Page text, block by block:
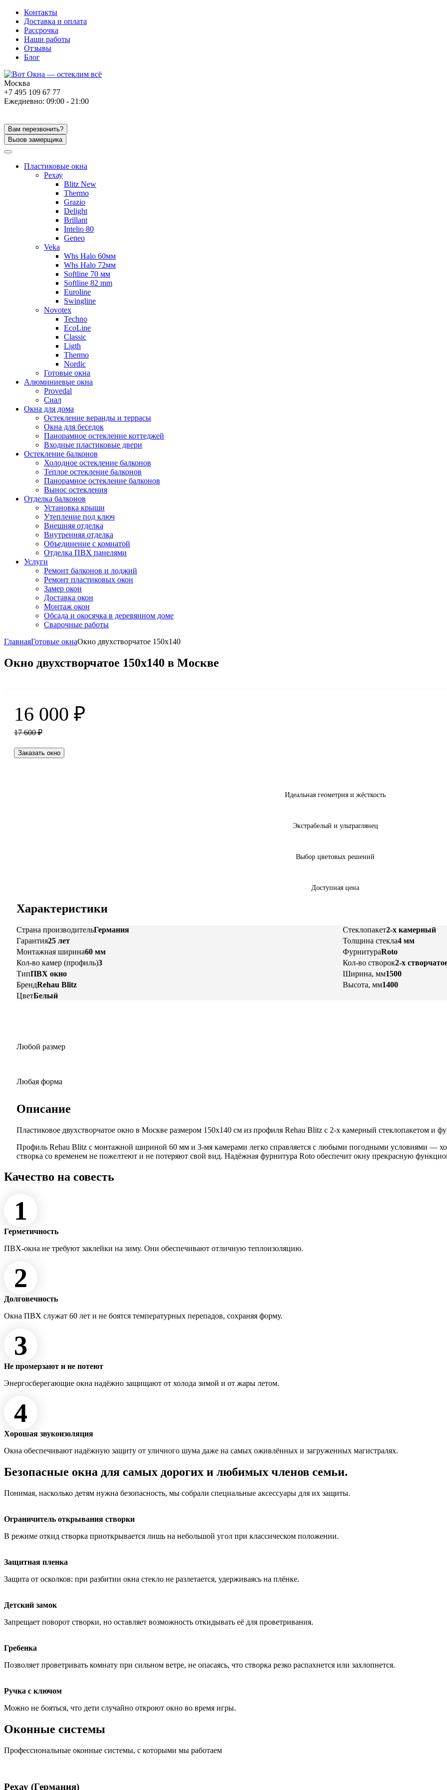
Контакты
Доставка и оплата
Рассрочка
Наши работы
Отзывы
Блог
Москва
+7 495 109 67 77
Ежедневно: 09:00 - 21:00
Вам перезвонить?
Вызов замерщика
Пластиковые окна
Рехау
Blitz New
Thermo
Grazio
Delight
Brillant
Intelio 80
Geneo
Veka
Whs Halo 60мм
Whs Halo 72мм
Softline 70 мм
Softline 82 mm
Euroline
Swingline
Novotex
Techno
EcoLine
Classic
Ligth
Thermo
Nordic
Готовые окна
Алюминиевые окна
Provedal
Сиал
Окна для дома
Остекление веранды и террасы
Окна для беседок
Панорамное остекление коттеджей
Входные пластиковые двери
Остекление балконов
Холодное остекление балконов
Теплое остекление балконов
Панорамное остекление балконов
Вынос остекления
Отделка балконов
Установка крыши
Утепление под ключ
Внешняя отделка
Внутренняя отделка
Объединение с комнатой
Отделка ПВХ панелями
Услуги
Ремонт балконов и лоджий
Ремонт пластиковых окон
Замер окон
Доставка окон
Монтаж окон
Обсада и окосячка в деревянном доме
Сварочные работы
ГлавнаяГотовые окнаОкно двухстворчатое 150x140
Окно двухстворчатое 150x140 в Москве
16 000 ₽
17 600₽
Заказать окно
Идеальная геометрия и жёсткость
Экстрабелый и ультраглянец
Выбор цветовых решений
Доступная цена
Характеристики
Страна производительГермания
Гарантия25 лет
Монтажная ширина60 мм
Кол-во камер (профиль)3
ТипПВХ окно
БрендRehau Blitz
ЦветБелый
Стеклопакет2-х камерный
Толщина стекла4 мм
ФурнитураRoto
Кол-во створок2-х
Ширина, мм1500
Высота, мм1400
Любой размер
Любая форма
Описание
Пластиковое двухстворчатое окно в Москве размером 150x140 см из профиля Rehau Blitz с 2-х камерный стеклопакетом и
Профиль Rehau Blitz с монтажной шириной 60 мм и 3-мя камерами легко справляется с любыми погодными условиями —
створка со временем не пожелтеют и не потеряют свой вид. Надёжная фурнитура Roto обеспечит окну прекрасную
Качество на совесть
1
Герметичность
ПВХ-окна не требуют заклейки на зиму. Они обеспечивают отличную теплоизоляцию.
2
Долговечность
Окна ПВХ служат 60 лет и не боятся температурных перепадов, сохраняя форму.
3
Не промерзают и не потеют
Энергосберегающие окна надёжно защищают от холода зимой и от жары летом.
4
Хорошая звукоизоляция
Окна обеспечивают надёжную защиту от уличного шума даже на самых оживлённых и загруженных магистралях.
Безопасные окна для самых дорогих и любимых членов семьи.
Понимая, насколько детям нужна безопасность, мы собрали специальные аксессуары для их защиты.
Ограничитель открывания створки
В режиме откид створка приоткрывается лишь на небольшой угол при классическом положении.
Защитная пленка
Защита от осколков: при разбитии окна стекло не разлетается, удерживаясь на плёнке.
Детский замок
Запрещает поворот створки, но оставляет возможность откидывать её для проветривания.
Гребенка
Позволяет проветривать комнату при сильном ветре, не опасаясь, что створка резко распахнется или захлопнется.
Ручка с ключом
Можно не бояться, что дети случайно откроют окно во время игры.
Оконные системы
Профессиональные оконные системы, с которыми мы работаем
Рехау (Германия)